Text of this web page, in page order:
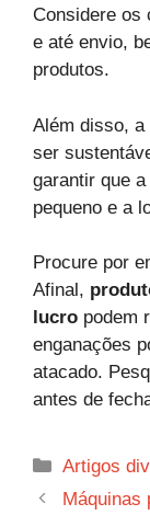
Considere os
e até envio,
produtos.
Além disso, a
ser
garantir que
pequeno e a
Procure por
Afinal,
lucro podem
enganações
atacado.
antes de
Categorias
Artigos
Máquinas